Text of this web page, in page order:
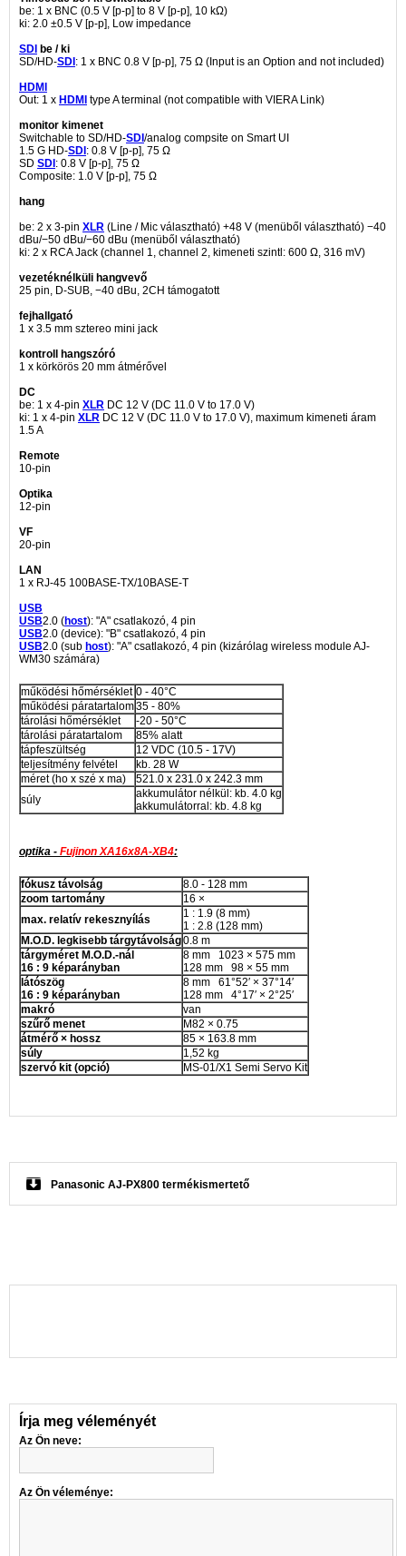
be: 1 x BNC (0.5 V [p-p] to 8 V [p-p], 10 kΩ)
ki: 2.0 ±0.5 V [p-p], Low impedance
SDI be / ki
SD/HD-SDI: 1 x BNC 0.8 V [p-p], 75 Ω (Input is an Option and not included)
HDMI
Out: 1 x HDMI type A terminal (not compatible with VIERA Link)
monitor kimenet
Switchable to SD/HD-SDI/analog compsite on Smart UI
1.5 G HD-SDI: 0.8 V [p-p], 75 Ω
SD SDI: 0.8 V [p-p], 75 Ω
Composite: 1.0 V [p-p], 75 Ω
hang
be: 2 x 3-pin XLR (Line / Mic választható) +48 V (menüből választható) −40
dBu/−50 dBu/−60 dBu (menüből választható)
ki: 2 x RCA Jack (channel 1, channel 2, kimeneti szintl: 600 Ω, 316 mV)
vezetéknélküli hangvevő
25 pin, D-SUB, −40 dBu, 2CH támogatott
fejhallgató
1 x 3.5 mm sztereo mini jack
kontroll hangszóró
1 x körkörös 20 mm átmérővel
DC
be: 1 x 4-pin XLR DC 12 V (DC 11.0 V to 17.0 V)
ki: 1 x 4-pin XLR DC 12 V (DC 11.0 V to 17.0 V), maximum kimeneti áram
1.5 A
Remote
10-pin
Optika
12-pin
VF
20-pin
LAN
1 x RJ-45 100BASE-TX/10BASE-T
USB
USB2.0 (host): "A" csatlakozó, 4 pin
USB2.0 (device): "B" csatlakozó, 4 pin
USB2.0 (sub host): "A" csatlakozó, 4 pin (kizárólag wireless module AJ-
WM30 számára)
működési hőmérséklet 0 - 40°C
működési páratartalom35 - 80%
tárolási hőmérséklet
-20 - 50°C
tárolási páratartalom
85% alatt
tápfeszültség
12 VDC (10.5 - 17V)
teljesítmény felvétel
kb. 28 W
méret (ho x szé x ma)
521.0 x 231.0 x 242.3 mm
súly
akkumulátor nélkül: kb. 4.0 kg
akkumulátorral: kb. 4.8 kg
optika - Fujinon XA16x8A-XB4:
fókusz távolság
8.0 - 128 mm
zoom tartomány
16 ×
max. relatív rekesznyílás
1 : 1.9 (8 mm)
1 : 2.8 (128 mm)
M.O.D. legkisebb tárgytávolság0.8 m
tárgyméret M.O.D.-nál
16 : 9 képarányban
8 mm 1023 × 575 mm
128 mm 98 × 55 mm
látószög
16 : 9 képarányban
8 mm 61°52′ × 37°14′
128 mm 4°17′ × 2°25′
makró
van
szűrő menet
M82 × 0.75
átmérő × hossz
85 × 163.8 mm
súly
1,52 kg
szervó kit (opció)
MS-01/X1 Semi Servo Kit
Panasonic AJ-PX800 termékismertető
Írja meg véleményét
Az Ön neve:
Az Ön véleménye: